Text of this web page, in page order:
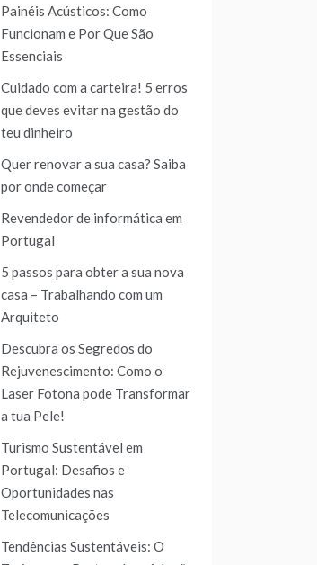
Painéis Acústicos: Como
Funcionam e Por Que São
Essenciais
Cuidado com a carteira! 5 erros
que deves evitar na gestão do
teu dinheiro
Quer renovar a sua casa? Saiba
por onde começar
Revendedor de informática em
Portugal
5 passos para obter a sua nova
casa – Trabalhando com um
Arquiteto
Descubra os Segredos do
Rejuvenescimento: Como o
Laser Fotona pode Transformar
a tua Pele!
Turismo Sustentável em
Portugal: Desafios e
Oportunidades nas
Telecomunicações
Tendências Sustentáveis: O